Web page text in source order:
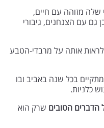
שלה מזוהה עם חיים,
גם עם הצנחנים, גיבורי
אותה על מרבדי-הטבע
בכל שנה באביב ובו
כלניות.
הדברים הטובים שרק הוא